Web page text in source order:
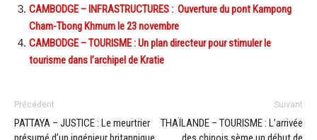
CAMBODGE – INFRASTRUCTURES : Ouverture du pont Kampong
Cham-Tbong Khmum le 23 novembre
CAMBODGE – TOURISME : Un plan directeur pour stimuler le
tourisme dans l’archipel de Kratie
Précédent
PATTAYA – JUSTICE : Le meurtrier
Suivant
THAÏLANDE – TOURISME : L’arrivée